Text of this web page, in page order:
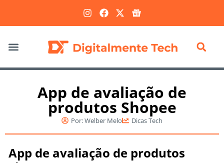
App de avaliação de
produtos Shopee
Por:Welber Melo Dicas Tech
App de avaliação de produtos